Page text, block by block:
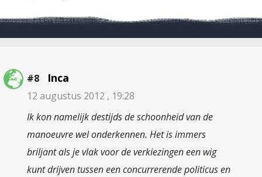
#8 Inca
12 augustus 2012 , 19:28
Ik kon namelijk destijds de schoonheid van de
manoeuvre wel onderkennen. Het is immers
briljant als je vlak voor de verkiezingen een wig
kunt drijven tussen een concurrerende politicus en